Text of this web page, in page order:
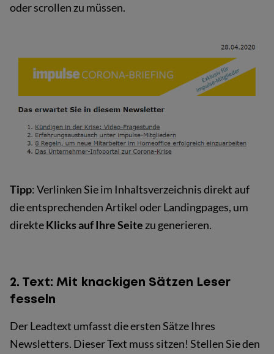
oder scrollen zu müssen.
Tipp: Verlinken Sie im Inhaltsverzeichnis direkt auf
die entsprechenden Artikel oder Landingpages, um
direkteKlicks auf Ihre Seite zu generieren.
2. Text: Mit knackigen Sätzen Leser
fesseln
Der Leadtext umfasst die ersten Sätze Ihres
Newsletters. Dieser Text muss sitzen! Stellen Sie den